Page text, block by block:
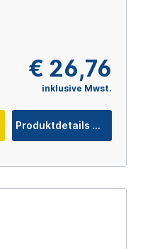
€ 26,76
inklusive Mwst.
Produktdetails